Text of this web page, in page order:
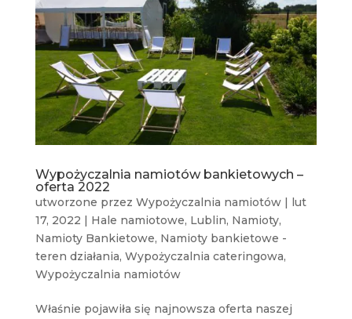
Wypożyczalnia namiotów bankietowych –
oferta 2022
utworzone przez Wypożyczalnia namiotów|
lut
17, 2022
Hale namiotowe, Lublin, Namioty,
Namioty Bankietowe, Namioty bankietowe -
teren działania, Wypożyczalnia cateringowa,
Wypożyczalnia namiotów
Właśnie pojawiła się najnowsza oferta naszej